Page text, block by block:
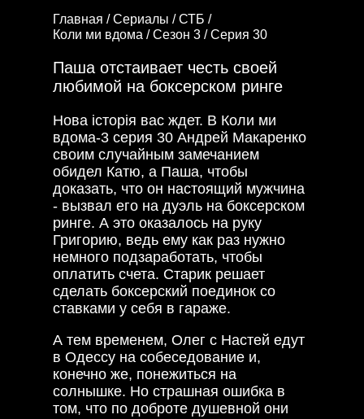
Главная /Сериалы /СТБ /
Коли ми вдома /Сезон 3 /Серия 30
Паша отстаивает честь своей
любимой на боксерском ринге
Нова історія вас ждет. В Коли ми
вдома-3 серия 30 Андрей Макаренко
своим случайным замечанием
обидел Катю, а Паша, чтобы
доказать, что он настоящий мужчина
- вызвал его на дуэль на боксерском
ринге. А это оказалось на руку
Григорию, ведь ему как раз нужно
немного подзаработать, чтобы
оплатить счета. Старик решает
сделать боксерский поединок со
ставками у себя в гараже.
А тем временем, Олег с Настей едут
в Одессу на собеседование и,
конечно же, понежиться на
солнышке. Но страшная ошибка в
том, что по доброте душевной они